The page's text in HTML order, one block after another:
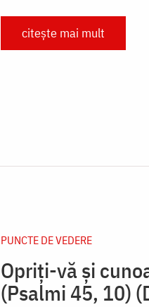
citește mai mult
PUNCTE DE VEDERE
Opriți-vă și
(Psalmi 45, 10)